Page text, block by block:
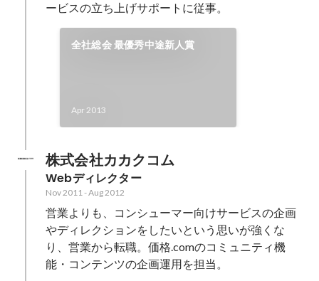
ービスの立ち上げサポートに従事。
全社総会 最優秀中途新人賞
Apr 2013
株式会社カカクコム
Webディレクター
Nov 2011-Aug 2012
営業よりも、コンシューマー向けサービスの企画
やディレクションをしたいという思いが強くな
り、営業から転職。価格.comのコミュニティ機
能・コンテンツの企画運用を担当。